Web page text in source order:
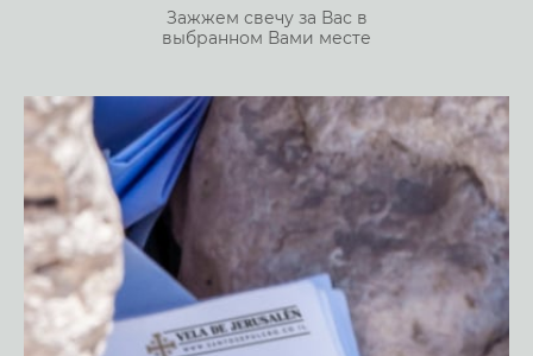
Зажжем свечу за Вас в
выбранном Вами месте